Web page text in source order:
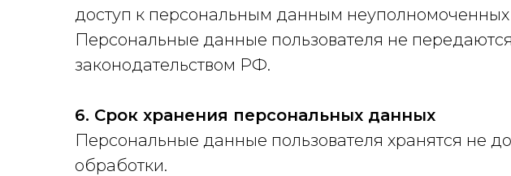
доступ к персональным данным
Персональные данные пользователя не
законодательством РФ.
6. Срок хранения персональных данных
Персональные данные пользователя хранятся не
обработки.